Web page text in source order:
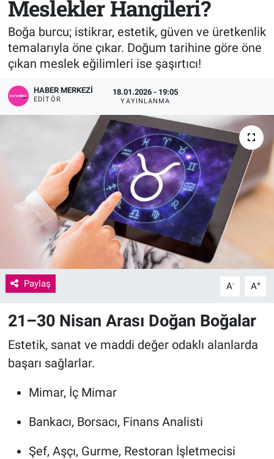
Meslekler Hangileri?
Boğa burcu; istikrar, estetik, güven ve üretkenlik
temalarıyla öne çıkar. Doğum tarihine göre öne
çıkan meslek eğilimleri ise şaşırtıcı!
HABER MERKEZI
EDITÖR
18.01.2026 - 19:05
YAYINLANMA
Paylaş A- A+
21–30 Nisan Arası Doğan Boğalar
Estetik, sanat ve maddi değer odaklı alanlarda
başarı sağlarlar.
Mimar, İç Mimar
Bankacı, Borsacı, Finans Analisti
Şef, Aşçı, Gurme, Restoran İşletmecisi
Spor
Teknoloji
Tv Medya